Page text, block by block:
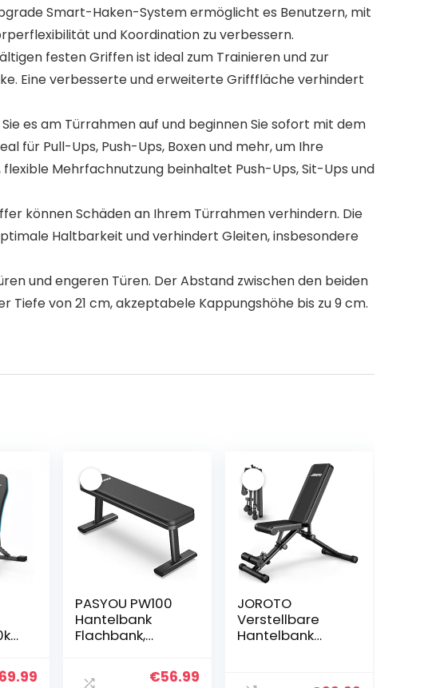
Upgrade Smart-Haken-System ermöglicht es Benutzern, mit
und Koordination zu verbessern.
festen Griffen ist ideal zum Trainieren und zur
Eine verbesserte und erweiterte Grifffläche verhindert
Sie es am Türrahmen auf und beginnen Sie sofort mit dem
für Pull-Ups, Push-Ups, Boxen und mehr, um Ihre
Mehrfachnutzung beinhaltet Push-Ups, Sit-Ups und
können Schäden an Ihrem Türrahmen verhindern. Die
Haltbarkeit und verhindert Gleiten, insbesondere
und engeren Türen. Der Abstand zwischen den beiden
Tiefe von 21 cm, akzeptabele Kappungshöhe bis zu 9 cm.
69.99 Aktueller
PASYOU PW100
Hantelbank
Flachbank,
Belastbarkeit
660 KG,
Ursprünglicher
€56.99Aktueller
JOROTO
Verstellbare
Hantelbank
Flach Einstellbar